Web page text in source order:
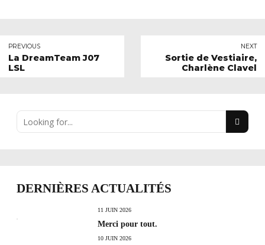
PREVIOUS
La DreamTeam J07
LSL
NEXT
Sortie de Vestiaire,
Charlène Clavel
DERNIÈRES ACTUALITÉS
11 JUIN 2026
Merci pour tout.
10 JUIN 2026